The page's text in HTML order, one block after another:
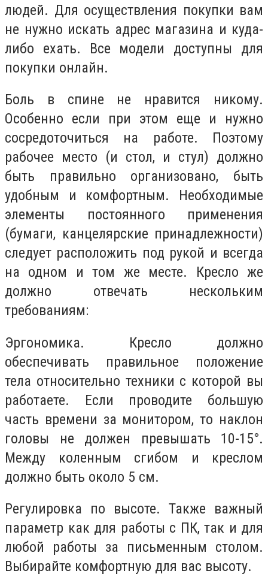
людей. Для осуществления покупки вам
не нужно искать адрес магазина и куда-
либо ехать. Все модели доступны для
покупки онлайн.
Боль в спине не нравится никому.
Особенно если при этом еще и нужно
сосредоточиться на работе. Поэтому
рабочее место (и стол, и стул) должно
быть правильно организовано, быть
удобным и комфортным. Необходимые
элементы постоянного применения
(бумаги, канцелярские принадлежности)
следует расположить под рукой и всегда
на одном и том же месте. Кресло же
должно отвечать нескольким
требованиям:
Эргономика. Кресло должно
обеспечивать правильное положение
тела относительно техники с которой вы
работаете. Если проводите большую
часть времени за монитором, то наклон
головы не должен превышать 10-15°.
Между коленным сгибом и креслом
должно быть около 5 см.
Регулировка по высоте. Также важный
параметр как для работы с ПК, так и для
любой работы за письменным столом.
Выбирайте комфортную для вас высоту.